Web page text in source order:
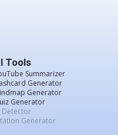
Tools
Summarizer
Generator
Generator
Generator
Detector
Generator